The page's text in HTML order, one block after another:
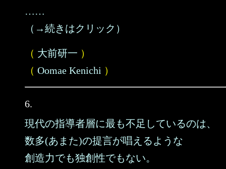
……
（→続きはクリック）
（ 大前研一 ）
（ Oomae Kenichi ）
6.
現代の指導者層に最も不足しているのは、
数多(あまた)の提言が唱えるような
創造力でも独創性でもない。